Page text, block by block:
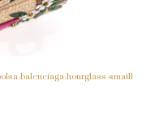
balenciaga-hourglass-smaill